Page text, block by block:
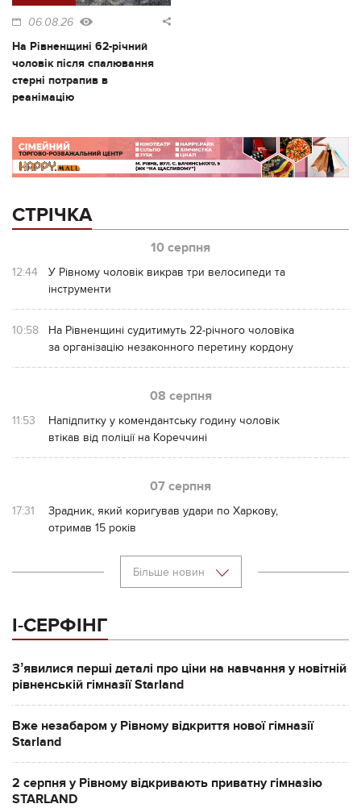
06.08.26
На Рівненщині 62-річний
чоловік після спалювання
стерні потрапив в
реанімацію
СТРІЧКА
10 серпня
12:44
У Рівному чоловік викрав три велосипеди та
інструменти
10:58
На Рівненщині судитимуть 22-річного чоловіка
за організацію незаконного перетину кордону
08 серпня
11:53
Напідпитку у комендантську годину чоловік
втікав від поліції на Кореччині
07 серпня
17:31
Зрадник, який коригував удари по Харкову,
отримав 15 років
Більше новин
І-СЕРФІНГ
Зʼявилися перші деталі про ціни на навчання у новітній
рівненській гімназії Starland
Вже незабаром у Рівному відкриття нової гімназії
Starland
2 серпня у Рівному відкривають приватну гімназію
STARLAND